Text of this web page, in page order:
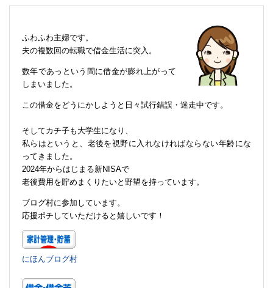
ふわふわ主婦です。
夫の複数回の転職で借金生活に突入。
数年であっという間に借金が膨れ上がって
しまいました。
この借金をどうにかしようと日々試行錯誤・迷走中です。
そしてカチ子も大学生になり、
私らはというと、老後を視野に入れなければならない年齢にな
ってきました。
2024年からはじまる新NISAで
老後費用を貯めまくりたいと野望を持っています。
ブログ村に参加しています。
応援ポチしていただけると嬉しいです！
にほんブログ村